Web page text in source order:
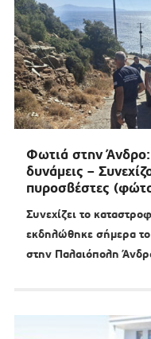
Φωτιά στην Άνδρο:
δυνάμεις –
πυροσβέστες
Συνεχίζει το
εκδηλώθηκε σήμερα
στην Παλαιόπολη